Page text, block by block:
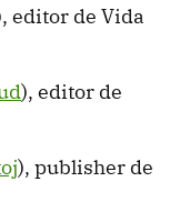
editor de Vida
), editor de
), publisher de